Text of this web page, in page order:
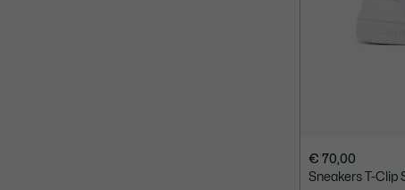
€ 70,00
Sneakers T-Clip